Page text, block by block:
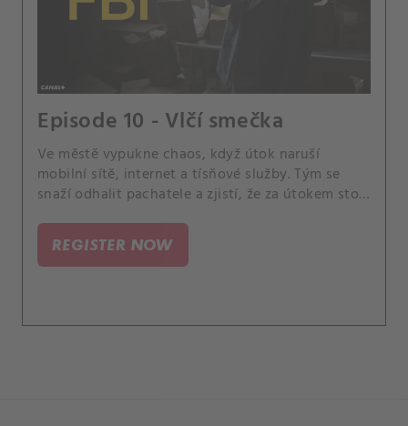
Episode 10 - Vlčí smečka
Ve městě vypukne chaos, když útok naruší
mobilní sítě, internet a tísňové služby. Tým se
snaží odhalit pachatele a zjistí, že za útokem stojí
zaměřuje na resetování společnosti.
REGISTER NOW